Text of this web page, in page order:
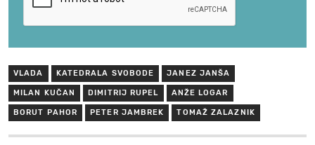
VLADA KATEDRALA SVOBODE JANEZ JANŠA
MILAN KUČAN DIMITRIJ RUPEL ANŽE LOGAR
BORUT PAHOR PETER JAMBREK TOMAŽ ZALAZNIK